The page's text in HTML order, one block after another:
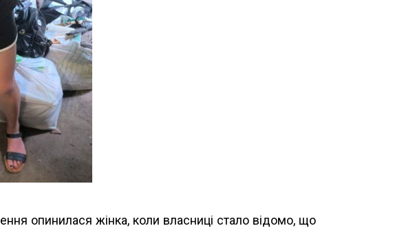
опинилася жінка, коли власниці стало відомо, що